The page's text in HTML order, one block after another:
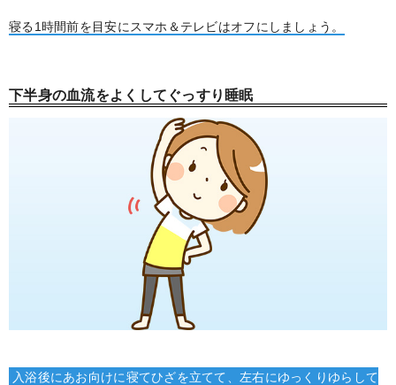
寝る1時間前を目安にスマホ＆テレビはオフにしましょう。
下半身の血流をよくしてぐっすり睡眠
入浴後にあお向けに寝てひざを立てて、左右にゆっくりゆらして